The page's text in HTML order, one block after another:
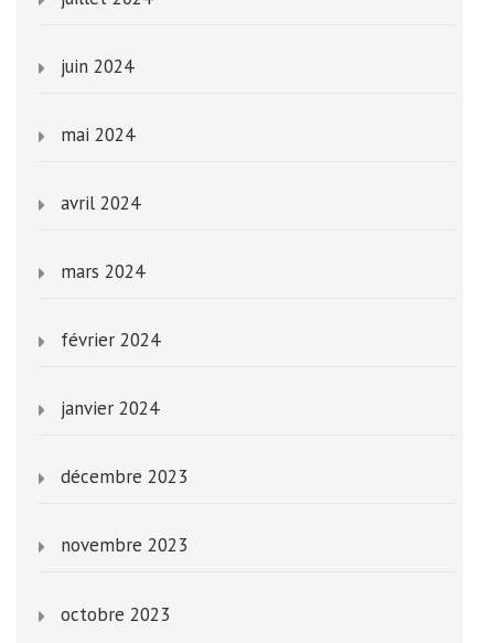
juin 2024
mai 2024
avril 2024
mars 2024
février 2024
janvier 2024
décembre 2023
novembre 2023
octobre 2023